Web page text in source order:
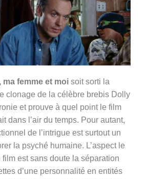
ma femme et moi soit sorti la
clonage de la célèbre brebis Dolly
et prouve à quel point le film
dans l’air du temps. Pour autant,
de l’intrigue est surtout un
la psyché humaine. L’aspect le
est sans doute la séparation
d’une personnalité en entités